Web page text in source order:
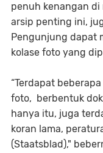
penuh kenangan di
arsip penting ini,
Pengunjung dapat
kolase foto yang
“Terdapat
foto, berbentuk
hanya itu, juga
koran lama,
(Staatsblad),"